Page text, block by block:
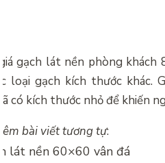
gạch lát nền phòng khách
loại gạch kích thước khác.
có kích thước nhỏ để khiến
bài viết tương tự:
lát nền 60×60 vân đá